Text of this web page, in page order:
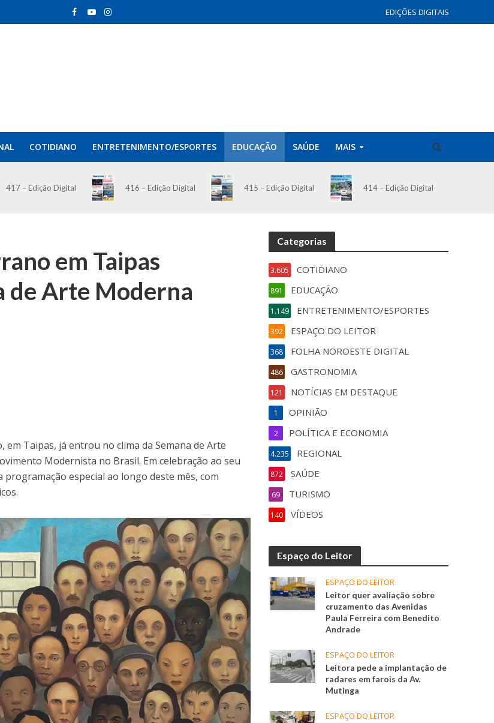
EDIÇÕES DIGITAIS
COTIDIANO ENTRETENIMENTO/ESPORTES EDUCAÇÃO SAÚDE MAIS
417 – Edição Digital 416 – Edição Digital 415 – Edição Digital 414 – Edição Digital
em Taipas
de Arte Moderna
em Taipas, já entrou no clima da Semana de Arte
Modernista no Brasil. Em celebração ao seu
especial ao longo deste mês, com
Categorias
COTIDIANO
3.605
EDUCAÇÃO
891
ENTRETENIMENTO/ESPORTES
1.149
ESPAÇO DO LEITOR
392
FOLHA NOROESTE DIGITAL
368
GASTRONOMIA
486
NOTÍCIAS EM DESTAQUE
121
OPINIÃO
1
POLÍTICA E ECONOMIA
2
REGIONAL
4.235
SAÚDE
872
TURISMO
69
VÍDEOS
140
Espaço do Leitor
ESPAÇO DO LEITOR
Leitor quer avaliação sobre
cruzamento das Avenidas
Paula Ferreira com Benedito
Andrade
ESPAÇO DO LEITOR
Leitora pede a implantação de
radares em farois da Av.
Mutinga
ESPAÇO DO LEITOR